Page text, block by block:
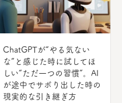
ChatGPTが“やる気ない
な”と感じた時に試してほ
しい“ただ一つの習慣”。AI
が途中でサボり出した時の
現実的な引き継ぎ方